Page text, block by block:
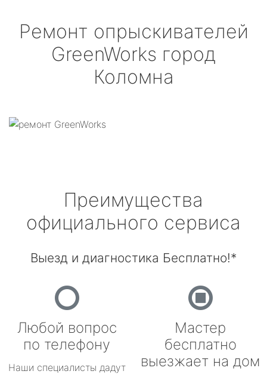
Ремонт опрыскивателей
GreenWorks город
Коломна
Преимущества
официального сервиса
Выезд и диагностика Бесплатно!*
Любой вопрос
по телефону
Наши специалисты дадут
Мастер
бесплатно
выезжает на дом